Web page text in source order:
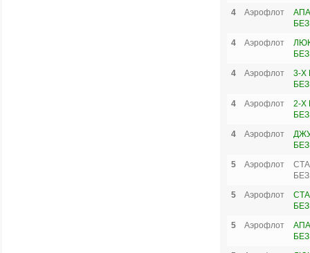
4
Аэрофлот
4
Аэрофлот
4
Аэрофлот
3-Х
4
Аэрофлот
2-Х
4
Аэрофлот
5
Аэрофлот
5
Аэрофлот
5
Аэрофлот